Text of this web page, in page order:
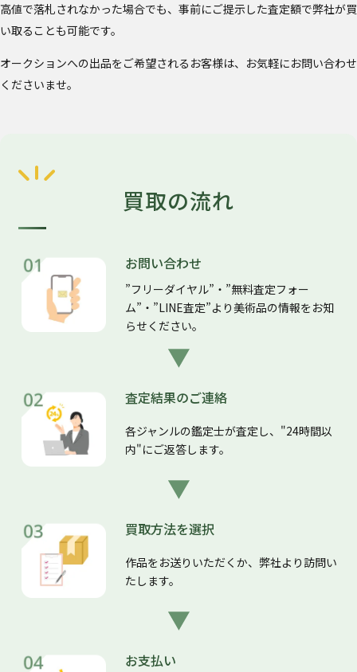
高値で落札されなかった場合でも、事前にご提示した査定額で弊社が買
い取ることも可能です。
オークションへの出品をご希望されるお客様は、お気軽にお問い合わせ
くださいませ。
買取の流れ
お問い合わせ
”フリーダイヤル”・”無料査定フォー
ム”・”LINE査定”より美術品の情報をお知
らせください。
査定結果のご連絡
各ジャンルの鑑定士が査定し、"24時間以
内"にご返答します。
買取方法を選択
作品をお送りいただくか、弊社より訪問い
たします。
お支払い